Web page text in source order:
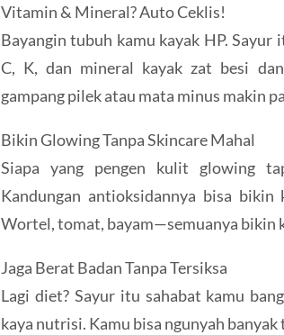
Vitamin & Mineral? Auto Ceklis!
Bayangin tubuh kamu kayak HP.
C, K, dan mineral kayak zat besi
gampang pilek atau mata minus makin
Bikin Glowing Tanpa Skincare Mahal
Siapa yang pengen kulit glowing
Kandungan antioksidannya bisa
Wortel, tomat, bayam—semuanya bikin
Jaga Berat Badan Tanpa Tersiksa
Lagi diet? Sayur itu sahabat kamu
kaya nutrisi. Kamu bisa ngunyah